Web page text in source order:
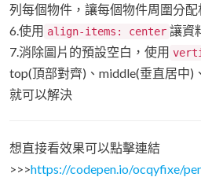
列每個物件，讓每個物件周圍分
6.使用 align-items: center 讓資
7.消除圖片的預設空白，使用
top(頂部對齊)、middle(垂直居中)
就可以解決
想直接看效果可以點擊連結
>>>https://codepen.io/ocqyfixe/